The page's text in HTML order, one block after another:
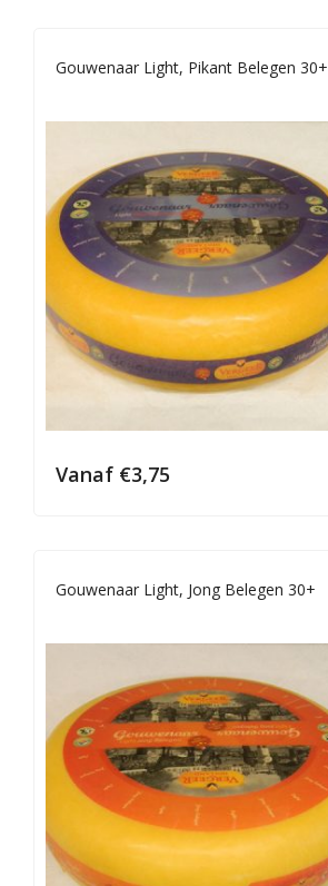
Gouwenaar Light, Pikant Belegen 30+
Vanaf €3,75
Gouwenaar Light, Jong Belegen 30+